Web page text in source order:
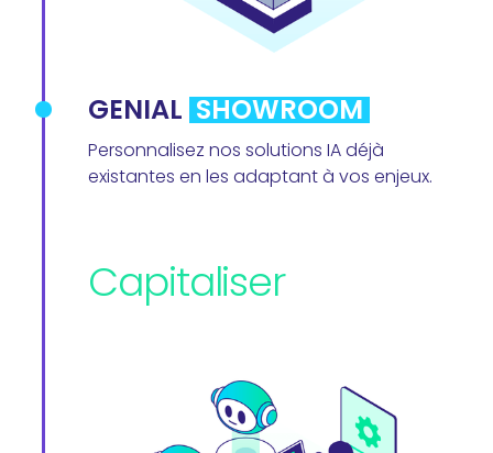
GENIAL SHOWROOM
Personnalisez nos solutions IA déjà
existantes en les adaptant à vos enjeux.
Capitaliser